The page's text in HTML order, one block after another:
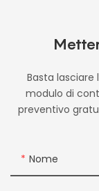
Basta
modulo di
preventivo
Nome